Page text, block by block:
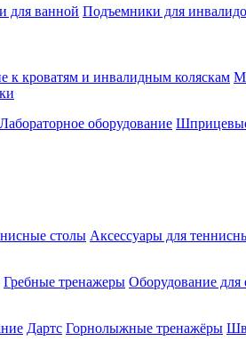
для ванной Подъемники для
к кроватям и инвалидным коляскам
Лабораторное оборудование
столы Аксессуары для
Гребные тренажеры Оборудование для
Дартс Горнолыжные тренажёры